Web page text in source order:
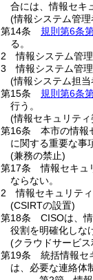
合には、情報セキ
(情報システム管理
第14条
規則第6条
る。
2
情報システム管
3
情報システム管
(情報システム担当
第15条
規則第6条
行う。
(情報セキュリティ
第16条
本市の情報
に関する重要な事
(兼務の禁止)
第17条
情報セキュ
ならない。
2
情報セキュリテ
(CSIRTの設置)
第18条
CISOは、
役割を明確化しな
(クラウドサービ
第19条
統括情報セ
は、必要な連絡体